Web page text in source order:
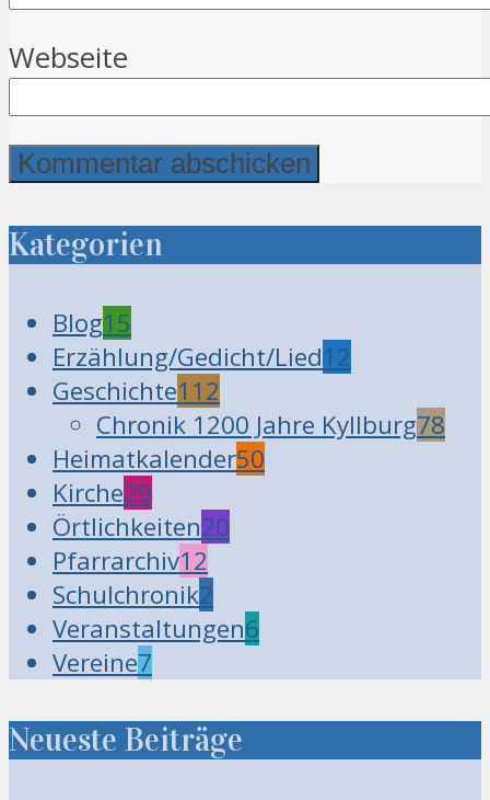
Webseite
Kategorien
Blog15
Erzählung/Gedicht/Lied12
Geschichte112
Chronik 1200 Jahre Kyllburg78
Heimatkalender50
Kirche29
Örtlichkeiten20
Pfarrarchiv12
Schulchronik2
Veranstaltungen6
Vereine7
Neueste Beiträge